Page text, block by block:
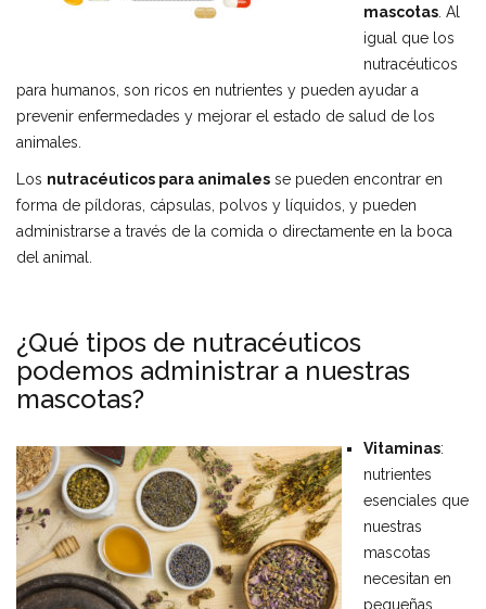
mascotas . Al
igual que los
nutracéuticos
para humanos, son ricos en nutrientes y pueden ayudar a
prevenir enfermedades y mejorar el estado de salud de los
animales.
Los nutracéuticos para animales se pueden encontrar en
forma de píldoras, cápsulas, polvos y líquidos, y pueden
administrarse a través de la comida o directamente en la boca
del animal.
¿Qué tipos de nutracéuticos
podemos administrar a nuestras
mascotas?
Vitaminas:
nutrientes
esenciales que
nuestras
mascotas
necesitan en
pequeñas